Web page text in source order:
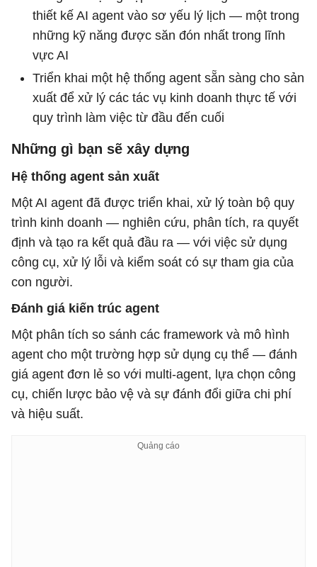
thiết kế AI agent vào sơ yếu lý lịch — một trong
những kỹ năng được săn đón nhất trong lĩnh
vực AI
Triển khai một hệ thống agent sẵn sàng cho sản
xuất để xử lý các tác vụ kinh doanh thực tế với
quy trình làm việc từ đầu đến cuối
Những gì bạn sẽ xây dựng
Hệ thống agent sản xuất
Một AI agent đã được triển khai, xử lý toàn bộ quy
trình kinh doanh — nghiên cứu, phân tích, ra quyết
định và tạo ra kết quả đầu ra — với việc sử dụng
công cụ, xử lý lỗi và kiểm soát có sự tham gia của
con người.
Đánh giá kiến ​​trúc agent
Một phân tích so sánh các framework và mô hình
agent cho một trường hợp sử dụng cụ thể — đánh
giá agent đơn lẻ so với multi-agent, lựa chọn công
cụ, chiến lược bảo vệ và sự đánh đổi giữa chi phí
và hiệu suất.